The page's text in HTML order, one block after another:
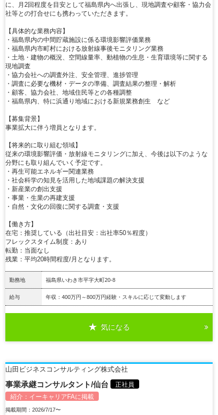
に、月2回程度を目安として福島県内へ出張し、現地調査や顧客・協力会
社等との打合せにも携わっていただきます。
【具体的な業務内容】
・福島県内の中間貯蔵施設に係る環境影響評価業務
・福島県内市町村における放射線事後モニタリング業務
・土地・建物の概況、空間線量率、動植物の生息・生育環境等に関する
現地調査
・協力会社への調査外注、安全管理、進捗管理
・調査に必要な機材・データの準備、調査結果の整理・解析
・顧客、協力会社、地域住民等との各種調整
・福島県内、特に浜通り地域における新規業務創生 など
【募集背景】
事業拡大に伴う増員となります。
【将来的に取り組む領域】
従来の環境影響評価・放射線モニタリングに加え、今後は以下のような
分野にも取り組んでいく予定です。
・再生可能エネルギー関連業務
・社会科学の知見を活用した地域課題の解決支援
・新産業の創出支援
・事業・生業の再建支援
・自然・文化の回復に関する調査・支援
【働き方】
在宅：推奨している（出社目安：出社率50％程度）
フレックスタイム制度：あり
転勤：当面なし
残業：平均20時間程度/月となります。
勤務地 福島県いわき市平字大町20-8
給与 年収：400万円～800万円経験・スキルに応じて変動します
気になる
山田ビジネスコンサルティング株式会社
事業承継コンサルタント/仙台
正社員
紹介： イーキャリアFAに掲載
掲載期間：2026/7/17〜